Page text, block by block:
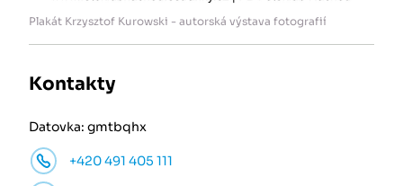
Plakát Krzysztof Kurowski - autorská výstava fotografií
Kontakty
Datovka: gmtbqhx
+420 491 405 111